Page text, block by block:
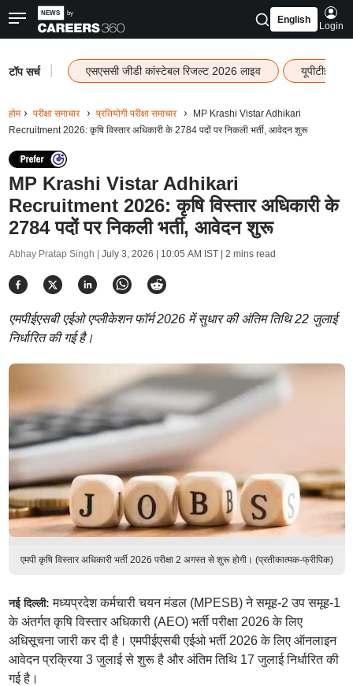
English
Login
टॉप सर्च एसएससी जीडी कांस्टेबल रिजल्ट 2026 लाइव यूपीटीईटी
होम परीक्षा समाचार प्रतियोगी परीक्षा समाचार
MP Krashi Vistar Adhikari
Recruitment 2026: कृषि विस्तार अधिकारी के 2784 पदों पर निकली भर्ती, आवेदन शुरू
MP Krashi Vistar Adhikari
Recruitment 2026: कृषि विस्तार अधिकारी के
2784 पदों पर निकली भर्ती, आवेदन शुरू
Abhay Pratap Singh | July 3, 2026 | 10:05 AM IST| 2 mins read
एमपीईएसबी एईओ एप्लीकेशन फॉर्म 2026 में सुधार की अंतिम तिथि 22 जुलाई
निर्धारित की गई है।
एमपी कृषि विस्तार अधिकारी भर्ती 2026 परीक्षा 2 अगस्त से शुरू होगी। (प्रतीकात्मक-फ्रीपिक)
नई दिल्ली:मध्यप्रदेश कर्मचारी चयन मंडल (MPESB) ने समूह-2‍ उप‍ समूह-1‍
के अंतर्गत कृषि विस्तार अधिकारी (AEO) भर्ती परीक्षा 2026 के लिए
अधिसूचना जारी कर दी है। एमपीईएसबी एईओ भर्ती 2026 के लिए ऑनलाइन
आवेदन प्रक्रिया 3 जुलाई से शुरू है और अंतिम तिथि 17 जुलाई निर्धारित की
गई है।